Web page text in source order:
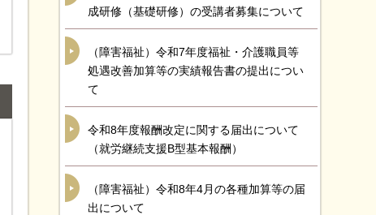
成研修（基礎研修）の受講者募集について
（障害福祉）令和7年度福祉・介護職員等
処遇改善加算等の実績報告書の提出につい
て
令和8年度報酬改定に関する届出について
（就労継続支援B型基本報酬）
（障害福祉）令和8年4月の各種加算等の届
出について